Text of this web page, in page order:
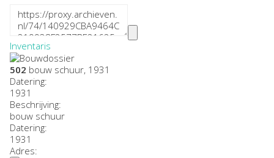
Inventaris
502 bouw schuur, 1931
Datering:
1931
Beschrijving:
bouw schuur
Datering:
1931
Adres: